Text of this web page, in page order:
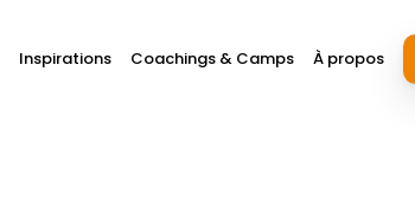
Inspirations Coachings & Camps À propos